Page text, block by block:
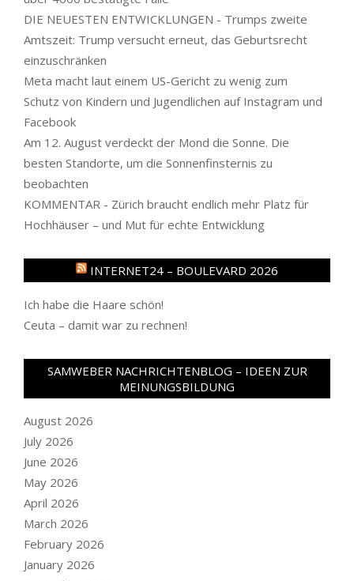
DIE NEUESTEN ENTWICKLUNGEN - Trumps zweite
Amtszeit: Trump versucht erneut, das Geburtsrecht
einzuschränken
Meta macht laut einem US-Gericht zu wenig zum
Schutz von Kindern und Jugendlichen auf Instagram und
Facebook
Am 12. August verdeckt der Mond die Sonne. Die
besten Standorte, um die Sonnenfinsternis zu
beobachten
KOMMENTAR - Zürich braucht endlich mehr Platz für
Hochhäuser – und Mut für echte Entwicklung
INTERNET24 – BOULEVARD 2026
Ich habe die Haare schön!
Ceuta – damit war zu rechnen!
SAMWEBER NACHRICHTENBLOG – IDEEN ZUR
MEINUNGSBILDUNG
August 2026
July 2026
June 2026
May 2026
April 2026
March 2026
February 2026
January 2026